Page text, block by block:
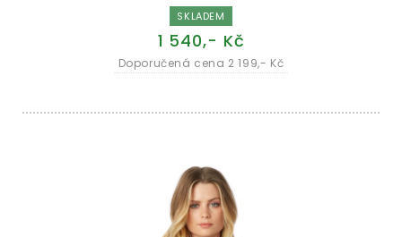
SKLADEM
1 540,- Kč
Doporučená cena 2 199,- Kč